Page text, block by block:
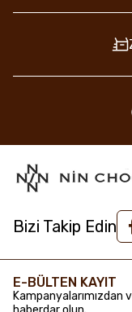
Bizi Takip Edin
E-BÜLTEN KAYIT